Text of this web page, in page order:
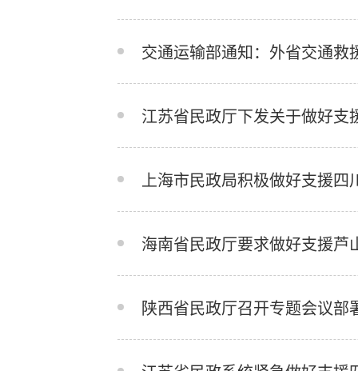
交通运输部通知：外省交通救
江苏省民政厅下发关于做好
上海市民政局积极做好支援
海南省民政厅要求做好支援芦
陕西省民政厅召开专题会议部